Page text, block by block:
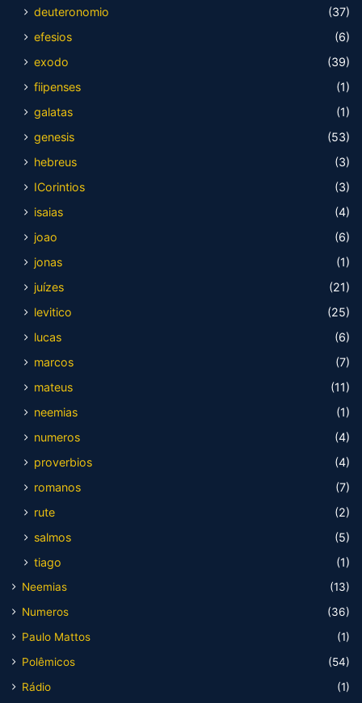
deuteronomio
(37)
efesios
(6)
exodo
(39)
fiipenses
(1)
galatas
(1)
genesis
(53)
hebreus
(3)
ICorintios
(3)
isaias
(4)
joao
(6)
jonas
(1)
juízes
(21)
levitico
(25)
lucas
(6)
marcos
(7)
mateus
(11)
neemias
(1)
numeros
(4)
proverbios
(4)
romanos
(7)
rute
(2)
salmos
(5)
tiago
(1)
Neemias
(13)
Numeros
(36)
Paulo Mattos
(1)
Polêmicos
(54)
Rádio
(1)